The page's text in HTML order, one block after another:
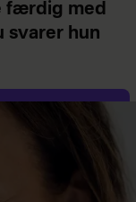
færdig med
svarer hun